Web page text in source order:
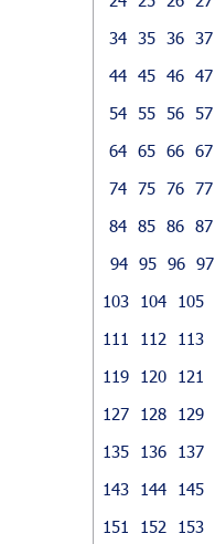
34
35 36 37
44 45 46 47
54
55 56 57
64 65 66 67
74 75 76 77
84 85 86 87
94 95 96 97
103
104 105
111
112 113
119
120 121
127
128 129
135
136 137
143
144 145
151
152 153